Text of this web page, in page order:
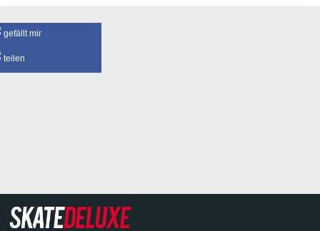
gefällt mir
teilen